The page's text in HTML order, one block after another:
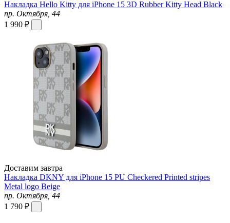
Накладка Hello Kitty для iPhone 15 3D Rubber Kitty Head Black
пр. Октября, 44
1 990 ₽
Доставим завтра
Накладка DKNY для iPhone 15 PU Checkered Printed stripes
Metal logo Beige
пр. Октября, 44
1 790 ₽